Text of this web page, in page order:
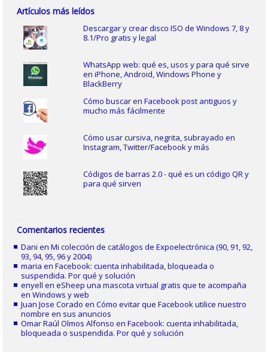
Artículos más leídos
Descargar y crear disco ISO de Windows 7, 8 y
8.1/Pro gratis y legal
WhatsApp web: qué es, usos y para qué sirve
en iPhone, Android, Windows Phone y
BlackBerry
Cómo buscar en Facebook post antiguos y
mucho más fácilmente
Cómo usar cursiva, negrita, subrayado en
Instagram, Twitter/Facebook y más
Códigos de barras 2.0 - qué es un código QR y
para qué sirven
Comentarios recientes
Dani enMi colección de catálogos de Expoelectrónica (90, 91, 92,
93, 94, 95, 96 y 2004)
maria enFacebook: cuenta inhabilitada, bloqueada o
suspendida. Por qué y solución
enyell eneSheep una mascota virtual gratis que te acompaña
en Windows y web
Juan Jose Corado enCómo evitar que Facebook utilice nuestro
nombre en sus anuncios
Omar Raúl Olmos Alfonso enFacebook: cuenta inhabilitada,
bloqueada o suspendida. Por qué y solución